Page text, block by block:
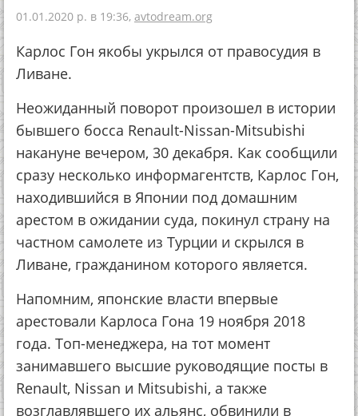
01.01.2020 р. в 19:36, avtodream.org
Карлос Гон якобы укрылся от правосудия в
Ливане.
Неожиданный поворот произошел в истории
бывшего босса Renault-Nissan-Mitsubishi
накануне вечером, 30 декабря. Как сообщили
сразу несколько информагентств, Карлос Гон,
находившийся в Японии под домашним
арестом в ожидании суда, покинул страну на
частном самолете из Турции и скрылся в
Ливане, гражданином которого является.
Напомним, японские власти впервые
арестовали Карлоса Гона 19 ноября 2018
года. Топ-менеджера, на тот момент
занимавшего высшие руководящие посты в
Renault, Nissan и Mitsubishi, а также
возглавлявшего их альянс, обвинили в